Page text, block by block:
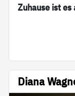
Zuhause ist es
Diana